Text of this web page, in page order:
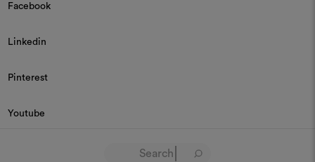
Facebook
Linkedin
Pinterest
Youtube
© 2026 Dedar P.IVA 03187590157